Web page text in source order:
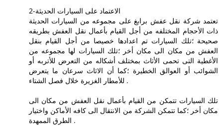
2-الاعتماد على السيارات الحديثة
تعتمد شركة نقل عفش برابغ على مجموعه من السيارات الحديثة
ذات الأحجام المختلفه من أجل القيام بأعمال نقل العفش بطريقه
صحيحة ؛تلك السيارات تم اعدادها خصيصا من أجل القيام بنقل
العفش من مكان الى مكان أخر ؛تلك السيارات لها مجموعه من
الأغطية التى تحمى الأثاث بمختلف أشكاله من التعرض للأتربه أو
الشوائب أو العوالق الخطيرة ؛كما أن الاثاث سرعان ما يتعرض
للأمطار الغزيرة خلال فصل الشتاء .
تلك السيارات تتمكن من القيام بأعمال نقل العفش من مكان الى
مكان أخر ؛كما تتمكن الشركة من الانتقال الى كافه الأماكن واختيار
الطرق الممهدة .